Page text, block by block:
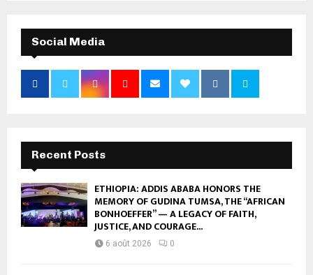
Social Media
Recent Posts
ETHIOPIA: ADDIS ABABA HONORS THE
MEMORY OF GUDINA TUMSA, THE “AFRICAN
BONHOEFFER” — A LEGACY OF FAITH,
JUSTICE, AND COURAGE...
6 août 2026 0